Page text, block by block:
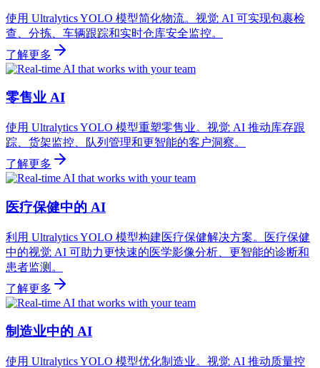
使用 Ultralytics YOLO 模型简化物流。视觉 AI 可实现包裹检
查、分拣、车辆跟踪和实时仓库安全监控。
了解更多
零售业 AI
使用 Ultralytics YOLO 模型重塑零售业。视觉 AI 推动库存跟
踪、货架监控、队列管理和更智能的客户洞察。
了解更多
医疗保健中的 AI
利用 Ultralytics YOLO 模型构建医疗保健解决方案。医疗保健
中的视觉 AI 可助力更快速的医学影像分析、更智能的诊断和
患者监测。
了解更多
制造业中的 AI
使用 Ultralytics YOLO 模型优化制造业。视觉 AI 推动质量控